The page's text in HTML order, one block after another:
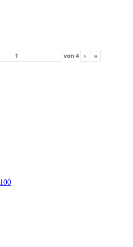
von 4 › »